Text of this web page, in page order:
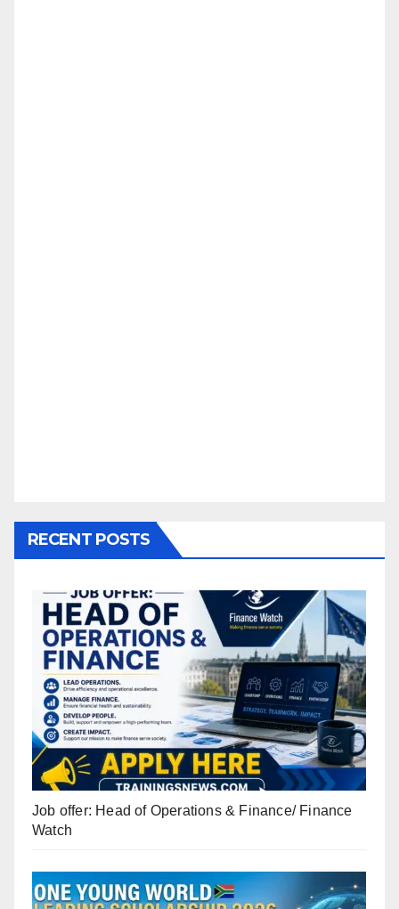
RECENT POSTS
Job offer: Head of Operations & Finance/ Finance
Watch